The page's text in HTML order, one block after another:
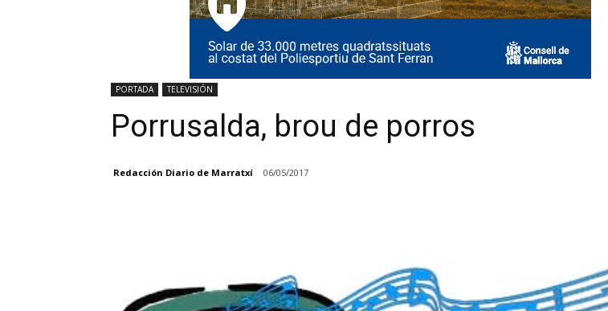
PORTADA TELEVISIÓN
Porrusalda, brou de porros
Redacción Diario de Marratxí 06/05/2017